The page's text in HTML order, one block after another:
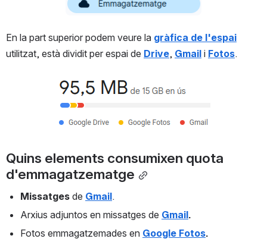
En la part superior podem veure la gràfica de l'espai
utilitzat, està dividit per espai de Drive, Gmail i Fotos.
Open
Quins elements consumixen quota
d'emmagatzematge
Missatges de Gmail.
Arxius adjuntos en missatges de Gmail.
Fotos emmagatzemades en Google Fotos.